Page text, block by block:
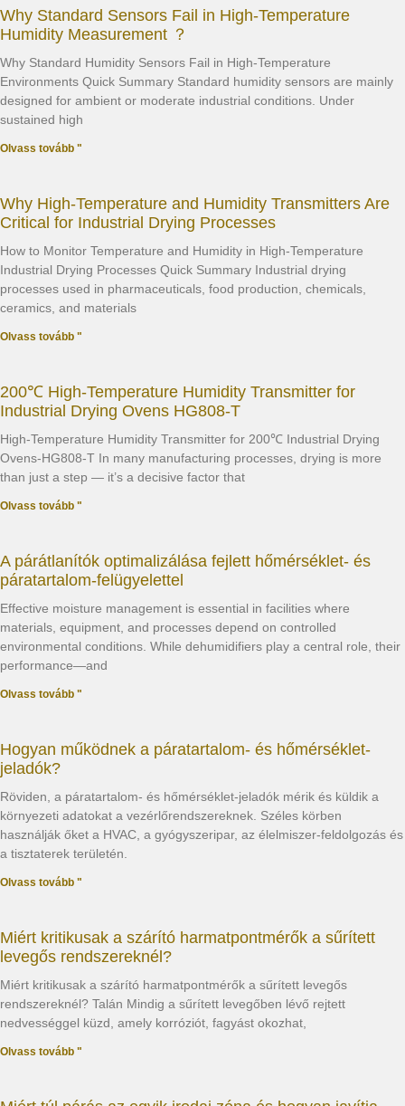
Why Standard Sensors Fail in High-Temperature
Humidity Measurement ？
Why Standard Humidity Sensors Fail in High-Temperature
Environments Quick Summary Standard humidity sensors are mainly
designed for ambient or moderate industrial conditions. Under
sustained high
Olvass tovább "
Why High-Temperature and Humidity Transmitters Are
Critical for Industrial Drying Processes
How to Monitor Temperature and Humidity in High-Temperature
Industrial Drying Processes Quick Summary Industrial drying
processes used in pharmaceuticals, food production, chemicals,
ceramics, and materials
Olvass tovább "
200℃ High-Temperature Humidity Transmitter for
Industrial Drying Ovens HG808-T
High-Temperature Humidity Transmitter for 200℃ Industrial Drying
Ovens-HG808-T In many manufacturing processes, drying is more
than just a step — it’s a decisive factor that
Olvass tovább "
A párátlanítók optimalizálása fejlett hőmérséklet- és
páratartalom-felügyelettel
Effective moisture management is essential in facilities where
materials, equipment, and processes depend on controlled
environmental conditions. While dehumidifiers play a central role, their
performance—and
Olvass tovább "
Hogyan működnek a páratartalom- és hőmérséklet-
jeladók?
Röviden, a páratartalom- és hőmérséklet-jeladók mérik és küldik a
környezeti adatokat a vezérlőrendszereknek. Széles körben
használják őket a HVAC, a gyógyszeripar, az élelmiszer-feldolgozás és
a tisztaterek területén.
Olvass tovább "
Miért kritikusak a szárító harmatpontmérők a sűrített
levegős rendszereknél?
Miért kritikusak a szárító harmatpontmérők a sűrített levegős
rendszereknél? Talán Mindig a sűrített levegőben lévő rejtett
nedvességgel küzd, amely korróziót, fagyást okozhat,
Olvass tovább "